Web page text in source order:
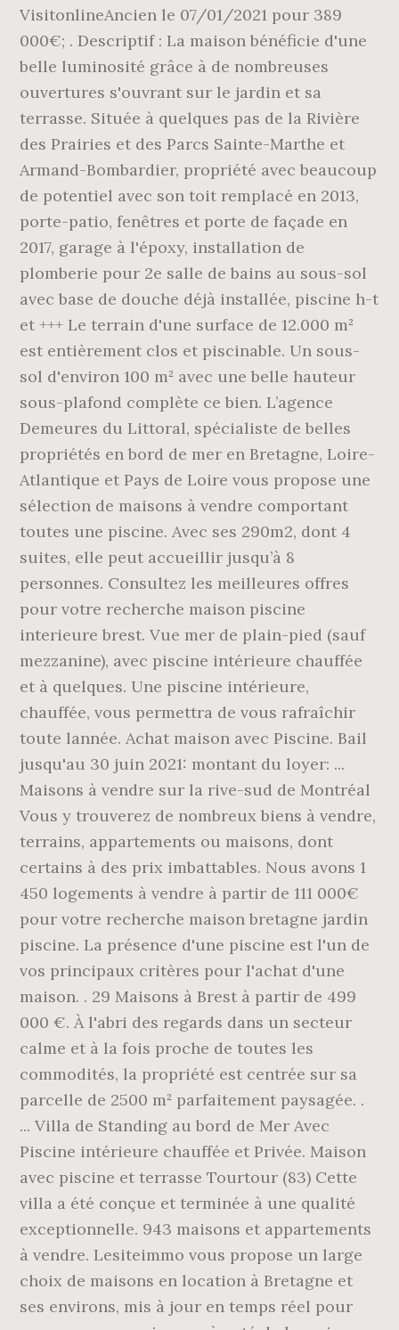
VisitonlineAncien le 07/01/2021 pour 389
000€; . Descriptif : La maison bénéficie d'une
belle luminosité grâce à de nombreuses
ouvertures s'ouvrant sur le jardin et sa
terrasse. Située à quelques pas de la Rivière
des Prairies et des Parcs Sainte-Marthe et
Armand-Bombardier, propriété avec beaucoup
de potentiel avec son toit remplacé en 2013,
porte-patio, fenêtres et porte de façade en
2017, garage à l'époxy, installation de
plomberie pour 2e salle de bains au sous-sol
avec base de douche déjà installée, piscine h-t
et +++ Le terrain d'une surface de 12.000 m²
est entièrement clos et piscinable. Un sous-
sol d'environ 100 m² avec une belle hauteur
sous-plafond complète ce bien. L’agence
Demeures du Littoral, spécialiste de belles
propriétés en bord de mer en Bretagne, Loire-
Atlantique et Pays de Loire vous propose une
sélection de maisons à vendre comportant
toutes une piscine. Avec ses 290m2, dont 4
suites, elle peut accueillir jusqu’à 8
personnes. Consultez les meilleures offres
pour votre recherche maison piscine
interieure brest. Vue mer de plain-pied (sauf
mezzanine), avec piscine intérieure chauffée
et à quelques. Une piscine intérieure,
chauffée, vous permettra de vous rafraîchir
toute lannée. Achat maison avec Piscine. Bail
jusqu'au 30 juin 2021: montant du loyer: ...
Maisons à vendre sur la rive-sud de Montréal
Vous y trouverez de nombreux biens à vendre,
terrains, appartements ou maisons, dont
certains à des prix imbattables. Nous avons 1
450 logements à vendre à partir de 111 000€
pour votre recherche maison bretagne jardin
piscine. La présence d'une piscine est l'un de
vos principaux critères pour l'achat d'une
maison. . 29 Maisons à Brest à partir de 499
000 €. À l'abri des regards dans un secteur
calme et à la fois proche de toutes les
commodités, la propriété est centrée sur sa
parcelle de 2500 m² parfaitement paysagée. .
... Villa de Standing au bord de Mer Avec
Piscine intérieure chauffée et Privée. Maison
avec piscine et terrasse Tourtour (83) Cette
villa a été conçue et terminée à une qualité
exceptionnelle. 943 maisons et appartements
à vendre. Lesiteimmo vous propose un large
choix de maisons en location à Bretagne et
ses environs, mis à jour en temps réel pour